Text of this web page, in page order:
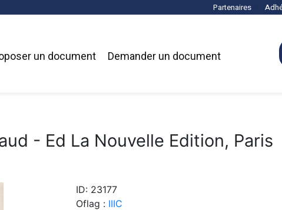
Partenaires
un document Demander un document
- Ed La Nouvelle Edition, Paris
ID: 23177
Oflag : IIIC